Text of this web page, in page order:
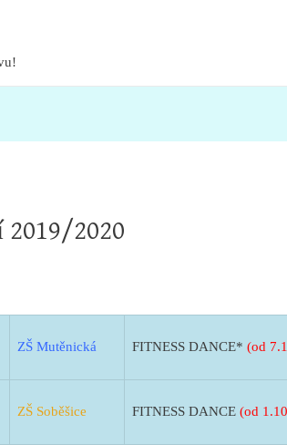
2019/2020
ZŠ Mutěnická FITNESS DANCE*(od
ZŠ Soběšice FITNESS DANCE(od